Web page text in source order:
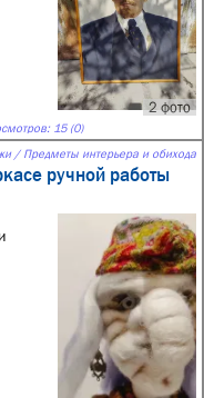
2 фото
15 (0)
/ Предметы интерьера и обихода
ручной работы